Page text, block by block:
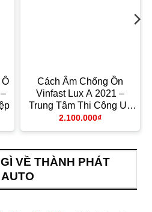
Cách Âm Chống Ồn
Vinfast Lux A 2021 –
Trung Tâm Thi Công Uy
Tín TPHCM
2.100.000₫
VỀ THÀNH PHÁT
AUTO